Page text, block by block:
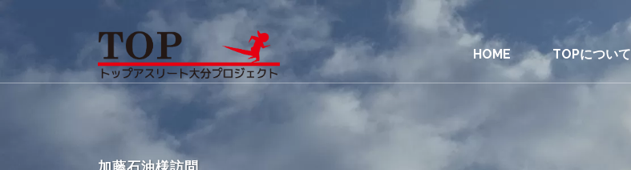
HOME TOPについて
加藤石油様訪問